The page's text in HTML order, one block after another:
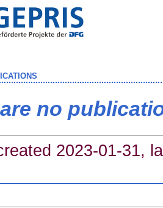
no
2023-01-31,